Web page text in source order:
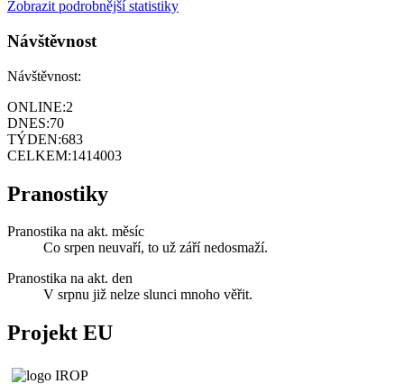
Zobrazit podrobnější statistiky
Návštěvnost
Návštěvnost:
ONLINE:2
DNES:70
TÝDEN:683
CELKEM:1414003
Pranostiky
Pranostika na akt. měsíc
Co srpen neuvaří, to už září nedosmaží.
Pranostika na akt. den
V srpnu již nelze slunci mnoho věřit.
Projekt EU